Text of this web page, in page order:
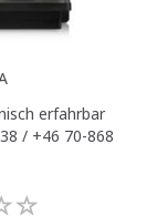
erfahrbar
/ +46 70-868